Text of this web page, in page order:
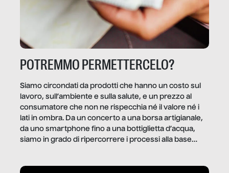
POTREMMO PERMETTERCELO?
Siamo circondati da prodotti che hanno un costo sul
lavoro, sull’ambiente e sulla salute, e un prezzo al
consumatore che non ne rispecchia né il valore né i
lati in ombra. Da un concerto a una borsa artigianale,
da uno smartphone fino a una bottiglietta d’acqua,
siamo in grado di ripercorrere i processi alla base